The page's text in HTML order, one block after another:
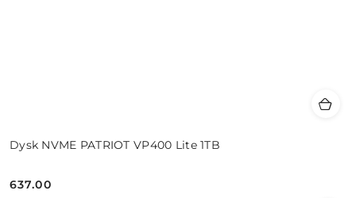
Dysk NVME PATRIOT VP400 Lite 1TB
Cena:
637.00